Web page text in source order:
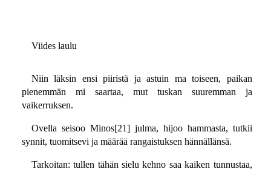
Viides laulu
Niin läksin ensi piiristä ja astuin ma toiseen, paikan
pienemmän mi saartaa, mut tuskan suuremman ja
vaikerruksen.
Ovella seisoo Minos[21] julma, hijoo hammasta, tutkii
synnit, tuomitsevi ja määrää rangaistuksen hännällänsä.
Tarkoitan: tullen tähän sielu kehno saa kaiken tunnustaa,